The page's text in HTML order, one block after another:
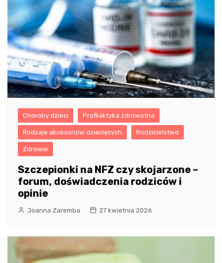
Choroby dzieci Profilaktyka zdrowotna
Rodzaje akcesoriów dziecięcych Rodzicielstwo
Zdrowie
Szczepionki na NFZ czy skojarzone –
forum, doświadczenia rodziców i
opinie
Joanna Zaremba 27 kwietnia 2026